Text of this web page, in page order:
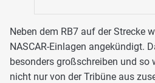
Neben dem RB7 auf der Strecke
NASCAR-Einlagen angekündigt.
besonders großschreiben und so
nicht nur von der Tribüne aus